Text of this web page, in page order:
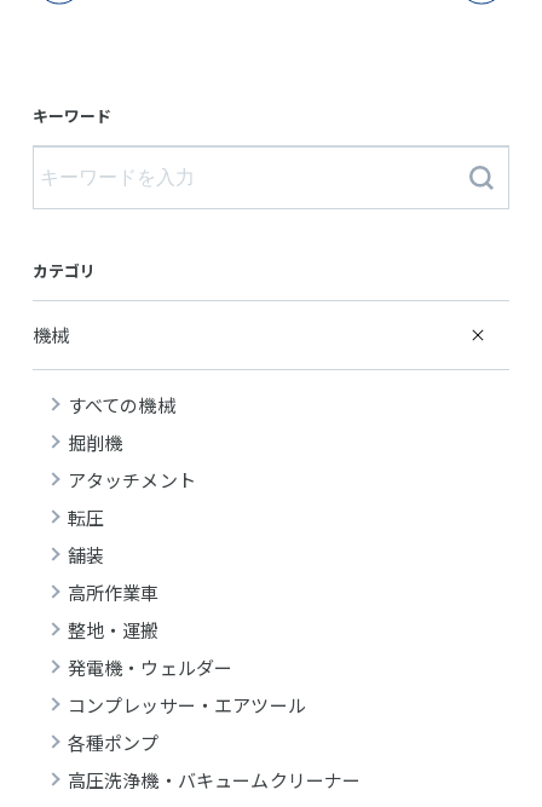
キーワード
カテゴリ
機械
すべての機械
掘削機
アタッチメント
転圧
舗装
高所作業車
整地・運搬
発電機・ウェルダー
コンプレッサー・エアツール
各種ポンプ
高圧洗浄機・バキュームクリーナー